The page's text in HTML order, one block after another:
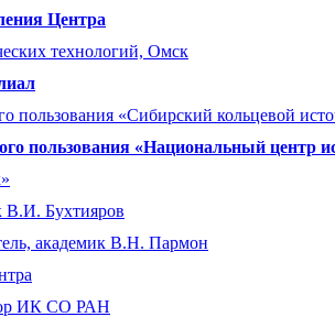
Центра
технологий, Омск
пользования «Сибирский кольцевой
пользования «Национальный центр
В.И. Бухтияров
академик В.Н. Пармон
ИК СО РАН